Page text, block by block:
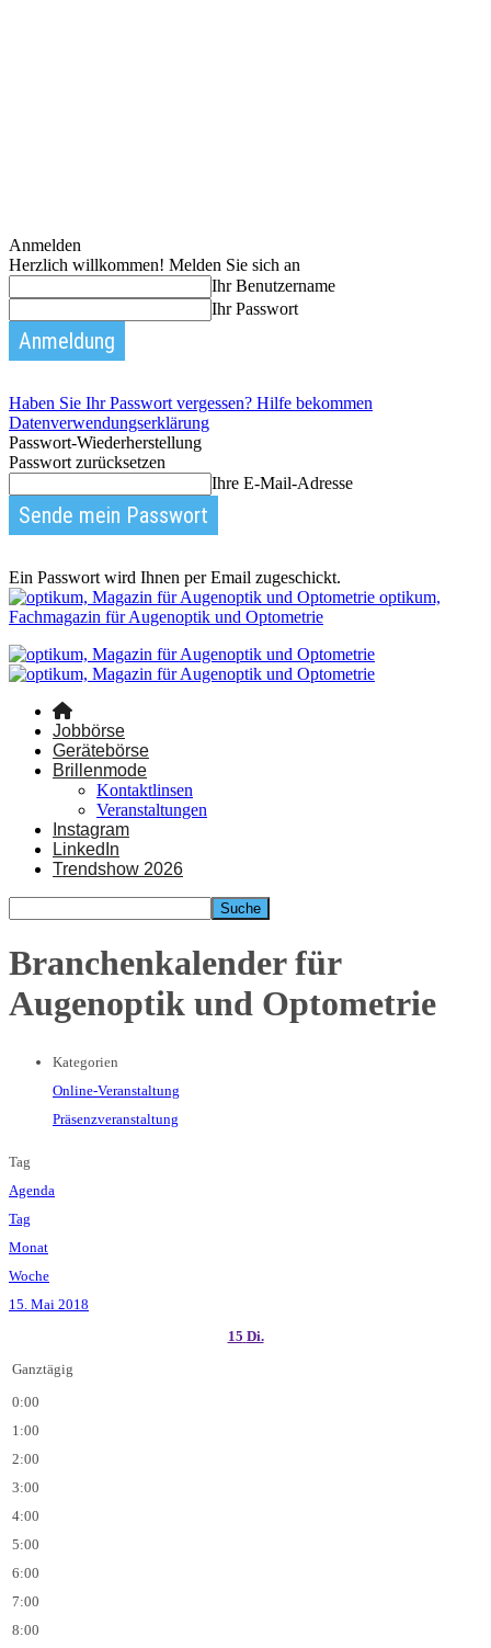
Anmelden
Herzlich willkommen! Melden Sie sich an
Ihr Benutzername
Ihr Passwort
Haben Sie Ihr Passwort vergessen? Hilfe bekommen
Datenverwendungserklärung
Passwort-Wiederherstellung
Passwort zurücksetzen
Ihre E-Mail-Adresse
Ein Passwort wird Ihnen per Email zugeschickt.
optikum,
Fachmagazin für Augenoptik und Optometrie
Jobbörse
Gerätebörse
Brillenmode
Kontaktlinsen
Veranstaltungen
Instagram
LinkedIn
Trendshow 2026
Branchenkalender für
Augenoptik und Optometrie
Kategorien
Online-Veranstaltung
Präsenzveranstaltung
Tag
Agenda
Tag
Monat
Woche
15. Mai 2018
15 Di.
Ganztägig
0:00
1:00
2:00
3:00
4:00
5:00
6:00
7:00
8:00